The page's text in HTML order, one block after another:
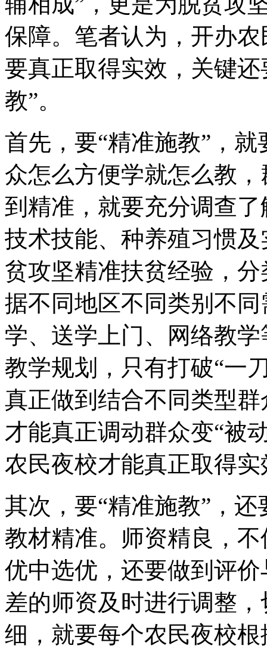
保障。笔者认为，开办
要真正取得实效，关键
教”。
首先，要“精准施教”，
众怎么方便学就怎么教
到精准，就要充分调查
技术技能、种养殖习惯
贫攻坚精准扶贫经验，
据不同地区不同类别不
学、送学上门、网络教
教学规划，只有打破“一
真正做到结合不同类型
才能真正调动群众变“被
农民夜校才能真正取得实
其次，要“精准施教”，
教材精准。师资精良，
优中选优，还要做到评
差的师资及时进行调整
细，就要每个农民夜校